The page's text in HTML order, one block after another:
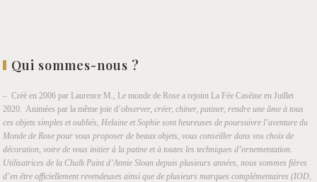
Qui sommes-nous ?
– Créé en 2006 par Laurence M., Le monde de Rose a rejoint La Fée Caséine en Juillet
2020. Animées par la même joie d’observer, créer, chiner, patiner, rendre une âme à tous
ces objets simples et oubliés, Helaine et Sophie sont heureuses de poursuivre l’aventure du
Monde de Rose pour vous proposer de beaux objets, vous conseiller dans vos choix de
décoration, voire de vous initier à la patine et à toutes les techniques d’ornementation.
Utilisatrices de la Chalk Paint d’Annie Sloan depuis plusieurs années, nous sommes fières
d’en être officiellement revendeuses ainsi que de plusieurs marques complémentaires (IOD,